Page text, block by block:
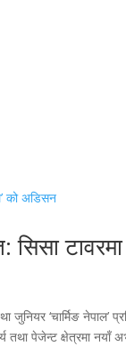
जुनियर ‘चार्मिङ नेपाल’
तथा पेजेन्ट क्षेत्रमा